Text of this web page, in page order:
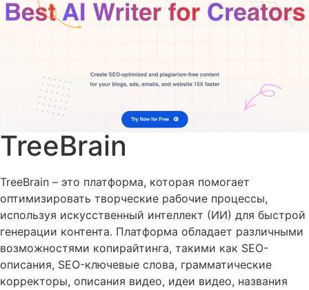
TreeBrain
TreeBrain – это платформа, которая помогает
оптимизировать творческие рабочие процессы,
используя искусственный интеллект (ИИ) для быстрой
генерации контента. Платформа обладает различными
возможностями копирайтинга, такими как SEO-
описания, SEO-ключевые слова, грамматические
корректоры, описания видео, идеи видео, названия